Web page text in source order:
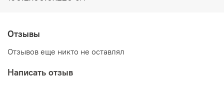
Отзывы
Отзывов еще никто не оставлял
Написать отзыв